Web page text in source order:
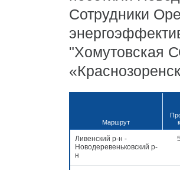
Сотрудники
"Хомутовская
Маршрут
Ливенский р-н -
Новодеревеньковский р-
н